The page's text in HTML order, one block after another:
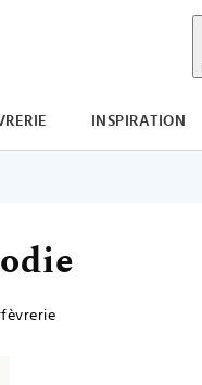
INSPIRATION